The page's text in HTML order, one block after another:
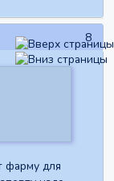
8
фарму для